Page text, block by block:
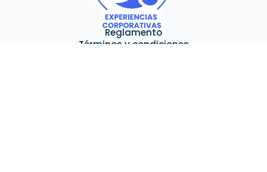
Reglamento
Términos y condiciones